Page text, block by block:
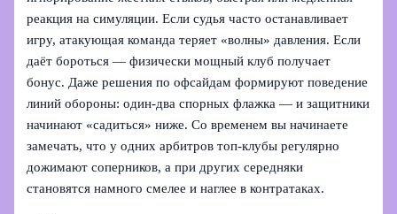
реакция на симуляции. Если судья часто останавливает
игру, атакующая команда теряет «волны» давления. Если
даёт бороться — физически мощный клуб получает
бонус. Даже решения по офсайдам формируют поведение
линий обороны: один-два спорных флажка — и защитники
начинают «садиться» ниже. Со временем вы начинаете
замечать, что у одних арбитров топ-клубы регулярно
дожимают соперников, а при других середняки
становятся намного смелее и наглее в контратаках.